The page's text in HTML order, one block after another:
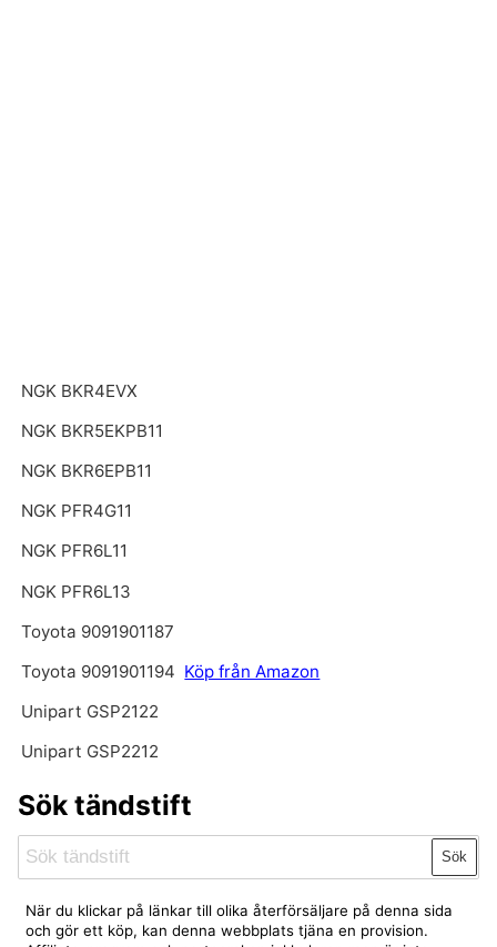
NGK BKR4EVX
NGK BKR5EKPB11
NGK BKR6EPB11
NGK PFR4G11
NGK PFR6L11
NGK PFR6L13
Toyota 9091901187
Toyota 9091901194 Köp från Amazon
Unipart GSP2122
Unipart GSP2212
Sök tändstift
Sök
När du klickar på länkar till olika återförsäljare på denna sida
och gör ett köp, kan denna webbplats tjäna en provision.